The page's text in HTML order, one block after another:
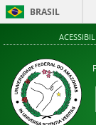
BRASIL